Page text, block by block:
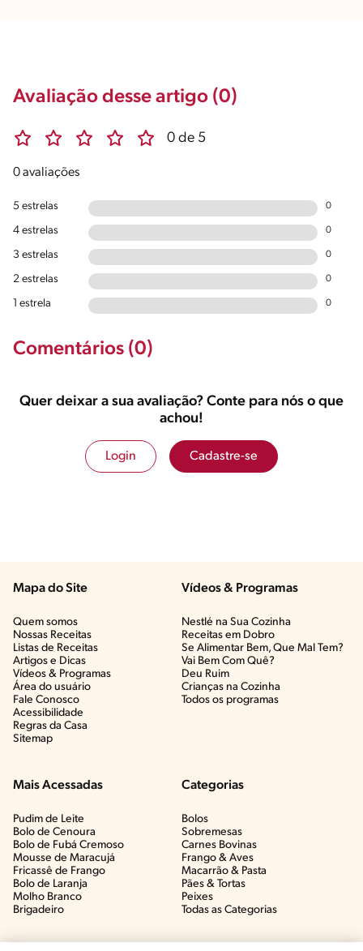
Avaliação desse artigo (0)
0 de 5
0 avaliações
5 estrelas 0
4 estrelas 0
3 estrelas 0
2 estrelas 0
1 estrela 0
Comentários (0)
Quer deixar a sua avaliação? Conte para nós o que
achou!
Login Cadastre-se
Mapa do Site
Quem somos
Nossas Receitas
Listas de Receitas​
Artigos e Dicas​
Vídeos & Programas​
Área do usuário
Fale Conosco
Acessibilidade
Regras da Casa
Sitemap
Vídeos & Programas​
Nestlé na Sua Cozinha
Receitas em Dobro
Se Alimentar Bem, Que Mal Tem?​
Vai Bem Com Quê?​
Deu Ruim​
Crianças na Cozinha​
Todos os programas
Mais Acessadas
Pudim de Leite
Bolo de Cenoura
Bolo de Fubá Cremoso
Mousse de Maracujá
Fricassê de Frango
Bolo de Laranja
Molho Branco
Brigadeiro
Categorias
Bolos
Sobremesas
Carnes Bovinas​
Frango & Aves​
Macarrão & Pasta​
Pães & Tortas​
Peixes
Todas as Categorias